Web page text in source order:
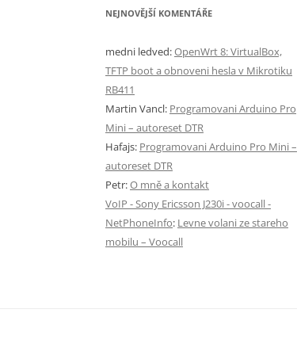
NEJNOVĚJŠÍ KOMENTÁŘE
medni ledved:OpenWrt 8: VirtualBox,
TFTP boot a obnoveni hesla v Mikrotiku
RB411
Martin Vancl: Programovani Arduino Pro
Mini – autoreset DTR
Hafajs: Programovani Arduino Pro Mini –
autoreset DTR
Petr:O mně a kontakt
VoIP - Sony Ericsson J230i - voocall -
NetPhoneInfo: Levne volani ze stareho
mobilu – Voocall